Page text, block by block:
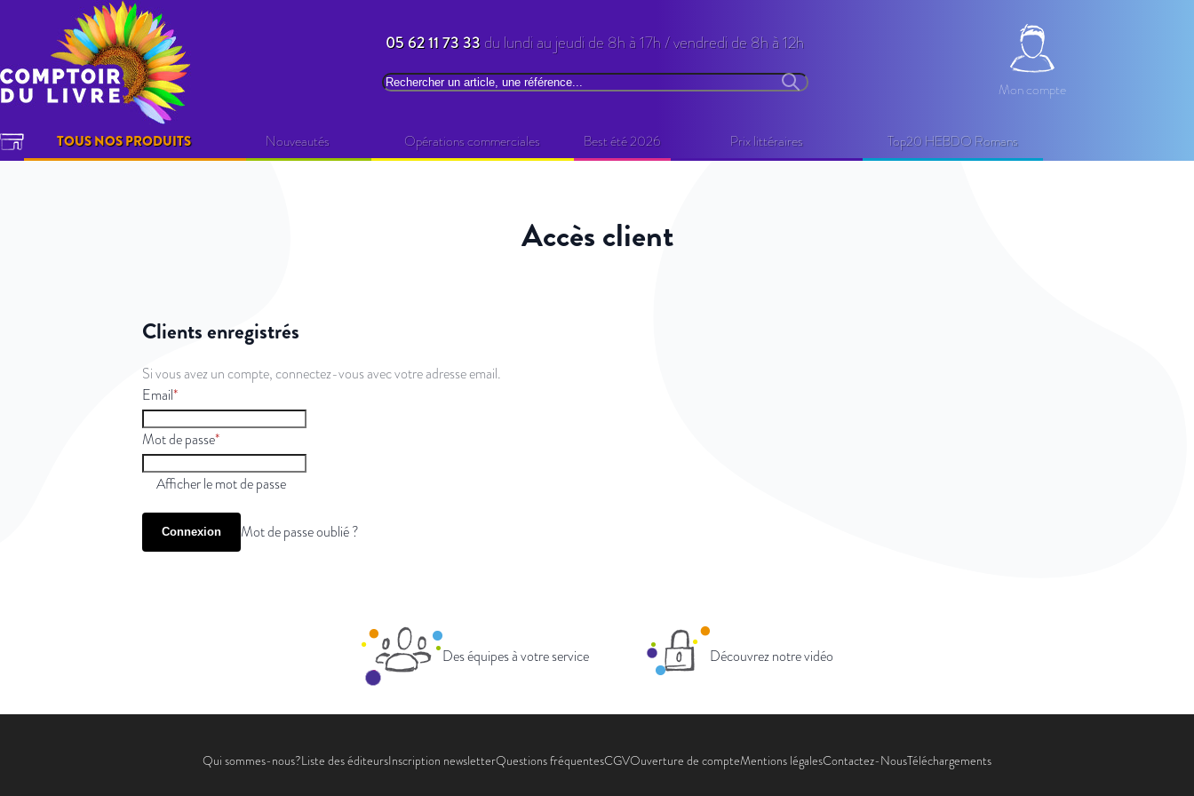
Allez au contenu
05 62 11 73 33 du lundi au jeudi de 8h à 17h / vendredi de 8h à 12h
Rechercher
Rechercher
Mon compte
Mon compte
TOUS NOS PRODUITS Nouveautés Opérations commerciales Best été 2026 Prix littéraires Top20 HEBDO Romans
Accès client
Clients enregistrés
Si vous avez un compte, connectez-vous avec votre adresse email.
Email
Mot de passe
Afficher le mot de passe
Connexion Mot de passe oublié ?
Des équipes à votre service Découvrez notre vidéo
Qui sommes-nous?Liste des éditeursInscription newsletterQuestions fréquentesCGVOuverture de compteMentions légalesContactez-NousTéléchargements